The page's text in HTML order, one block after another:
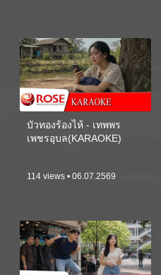
บัวทองร้องไห้ - เทพพร
เพชรอุบล(KARAOKE)
114 views • 06.07.2569